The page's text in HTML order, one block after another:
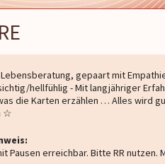
gepaart mit
hellfühlig - Mit langjähriger
die Karten erzählen … Alles wird
☆
Pausen erreichbar. Bitte RR nutzen.